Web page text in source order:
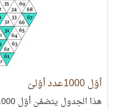
أوّل 1000عدد أوّليّ